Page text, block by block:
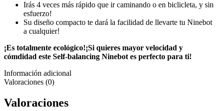
Irás 4 veces más rápido que ir caminando o en biclicleta, y sin
esfuerzo!
Su diseño compacto te dará la facilidad de llevarte tu Ninebot
a cualquier!
¡Es totalmente ecológico!¡Si quieres mayor velocidad y
cómdidad este Self-balancing Ninebot es perfecto para ti!
Información adicional
Valoraciones (0)
Valoraciones